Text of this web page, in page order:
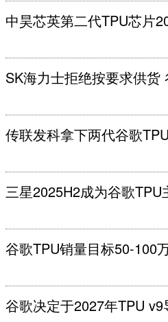
中昊芯英第二代TPU芯片
SK海力士拒绝按要求供货
传联发科拿下两代谷歌
三星2025H2成为谷歌
谷歌TPU销量目标50-100
谷歌决定于2027年TPU